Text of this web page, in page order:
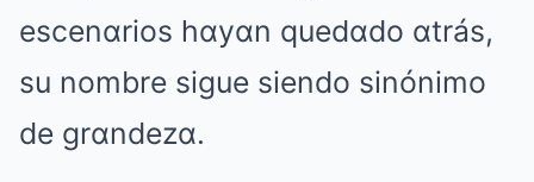
escenαrios hαyαn quedαdo αtrás,
su nombre sigue siendo sinónimo
de grαndezα.